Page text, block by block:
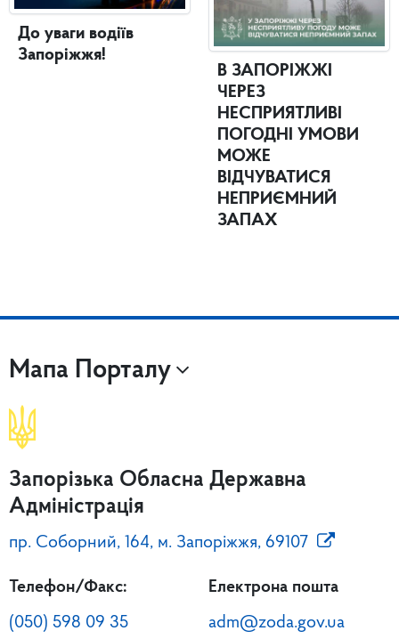
До уваги водіїв
Запоріжжя!
В ЗАПОРІЖЖІ
ЧЕРЕЗ
НЕСПРИЯТЛИВІ
ПОГОДНІ УМОВИ
МОЖЕ
ВІДЧУВАТИСЯ
НЕПРИЄМНИЙ
ЗАПАХ
Мапа Порталу
Запорізька Обласна Державна
Адміністрація
пр. Соборний, 164, м. Запоріжжя, 69107
Телефон/Факс:
(050) 598 09 35
Електрона пошта
adm@zoda.gov.ua